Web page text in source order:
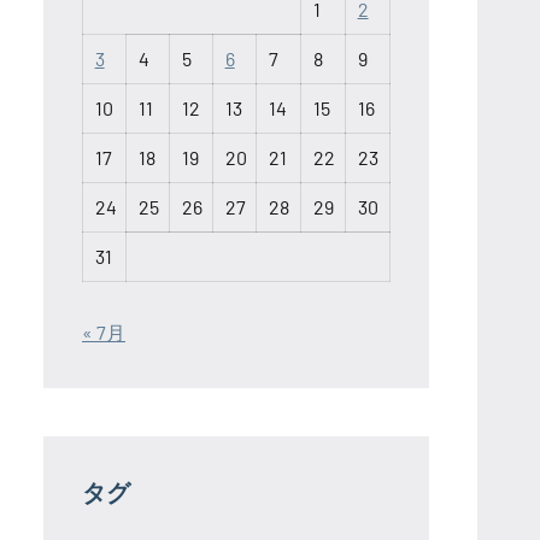
1 2
3 4 5 6 7 8 9
10 11 12 13 14 15 16
17 18 19 20 21 22 23
24 25 26 27 28 29 30
31
« 7月
タグ